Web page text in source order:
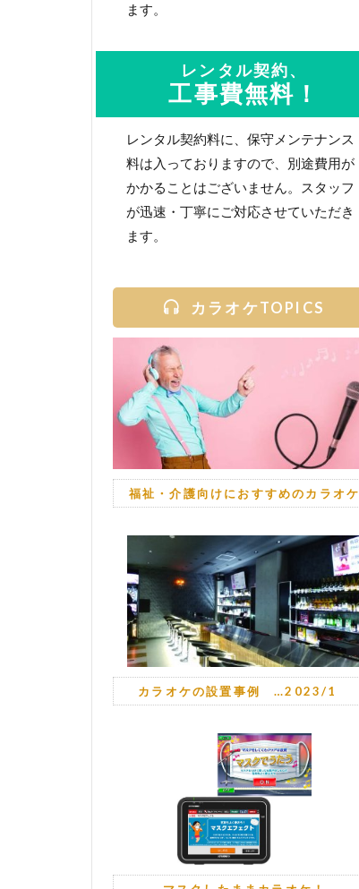
ます。
レンタル契約、
工事費無料！
レンタル契約料に、保守メンテナンス
料は入っておりますので、別途費用が
かかることはございません。スタッフ
が迅速・丁寧にご対応させていただき
ます。
カラオケTOPICS
福祉・介護向けにおすすめのカラオケ
カラオケの設置事例 …2023/1